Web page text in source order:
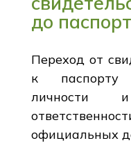
до
Переход от
к паспорту
личности
официальных